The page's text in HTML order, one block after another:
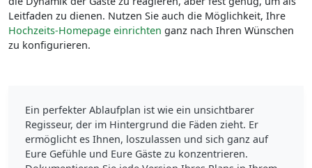
Leitfaden zu dienen. Nutzen Sie auch die Möglichkeit, Ihre
Hochzeits-Homepage einrichten ganz nach Ihren Wünschen
zu konfigurieren.
Ein perfekter Ablaufplan ist wie ein unsichtbarer
Regisseur, der im Hintergrund die Fäden zieht. Er
ermöglicht es Ihnen, loszulassen und sich ganz auf
Eure Gefühle und Eure Gäste zu konzentrieren.